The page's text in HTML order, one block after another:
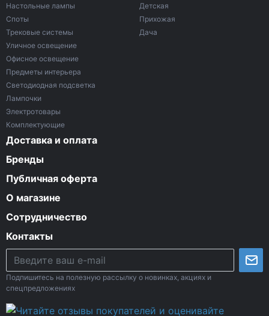
Настольные лампы
Споты
Трековые системы
Уличное освещение
Офисное освещение
Предметы интерьера
Светодиодная подсветка
Лампочки
Электротовары
Комплектующие
Детская
Прихожая
Дача
Доставка и оплата
Бренды
Публичная оферта
О магазине
Сотрудничество
Контакты
Подпишитесь на полезную рассылку о новинках, акциях и
спецпредложениях